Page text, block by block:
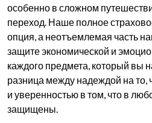
особенно в сложном
переход. Наше полное
опция, а неотъемлемая часть
защите экономической и
каждого предмета, который вы
разница между надеждой на то,
и уверенностью в том, что в
защищены.